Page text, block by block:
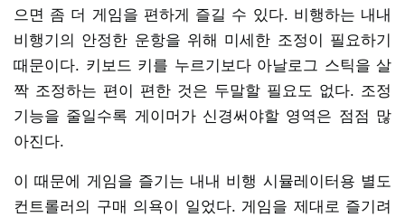
으면 좀 더 게임을 편하게 즐길 수 있다. 비행하는 내내
비행기의 안정한 운항을 위해 미세한 조정이 필요하기
때문이다. 키보드 키를 누르기보다 아날로그 스틱을 살
짝 조정하는 편이 편한 것은 두말할 필요도 없다. 조정
기능을 줄일수록 게이머가 신경써야할 영역은 점점 많
아진다.
이 때문에 게임을 즐기는 내내 비행 시뮬레이터용 별도
컨트롤러의 구매 의욕이 일었다. 게임을 제대로 즐기려